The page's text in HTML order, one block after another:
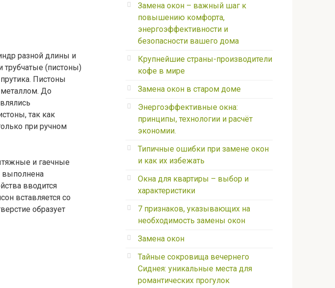
разной длины и
(пистоны)
Пистоны
металлом. До
так как
при ручном
и гаечные
выполнена
вводится
вставляется со
образует
Замена окон – важный шаг к
повышению комфорта,
энергоэффективности и
безопасности вашего дома
Крупнейшие страны-производители
кофе в мире
Замена окон в старом доме
Энергоэффективные окна:
принципы, технологии и расчёт
экономии.
Типичные ошибки при замене окон
и как их избежать
Окна для квартиры – выбор и
характеристики
7 признаков, указывающих на
необходимость замены окон
Замена окон
Тайные сокровища вечернего
Сиднея: уникальные места для
романтических прогулок